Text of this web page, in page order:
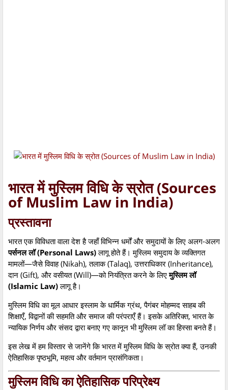
भारत में मुस्लिम विधि के स्रोत (Sources
of Muslim Law in India)
प्रस्तावना
भारत एक विविधता वाला देश है जहाँ विभिन्न धर्मों और समुदायों के लिए अलग-अलग
पर्सनल लॉ (Personal Laws)लागू होते हैं। मुस्लिम समुदाय के व्यक्तिगत
मामलों—जैसे विवाह (Nikah), तलाक (Talaq), उत्तराधिकार (Inheritance),
दान (Gift), और वसीयत (Will)—को नियंत्रित करने के लिएमुस्लिम लॉ
(Islamic Law)लागू है।
मुस्लिम विधि का मूल आधार इस्लाम के धार्मिक ग्रंथ, पैगंबर मोहम्मद साहब की
शिक्षाएँ, विद्वानों की सहमति और समाज की परंपराएँ हैं। इसके अतिरिक्त, भारत के
न्यायिक निर्णय और संसद द्वारा बनाए गए कानून भी मुस्लिम लॉ का हिस्सा बनते हैं।
इस लेख में हम विस्तार से जानेंगे कि भारत में मुस्लिम विधि के स्रोत क्या हैं, उनकी
ऐतिहासिक पृष्ठभूमि, महत्व और वर्तमान प्रासंगिकता।
मुस्लिम विधि का ऐतिहासिक परिप्रेक्ष्य